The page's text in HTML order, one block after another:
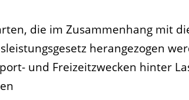
die im Zusammenhang mit
herangezogen
und Freizeitzwecken hinter